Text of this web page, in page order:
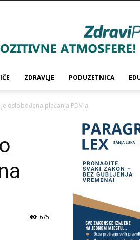
ZDRAVLJE PODUZETNICA
oslobođena plaćanja PDV-a
675